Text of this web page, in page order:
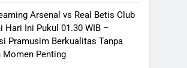
Arsenal vs Real Betis Club
Hari Ini Pukul 01.30 WIB –
Pramusim Berkualitas Tanpa
Momen Penting